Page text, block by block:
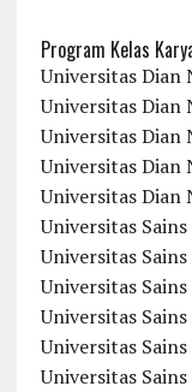
Program Kelas
Universitas Dian
Universitas Dian
Universitas Dian
Universitas Dian
Universitas Dian
Universitas
Universitas
Universitas
Universitas
Universitas
Universitas